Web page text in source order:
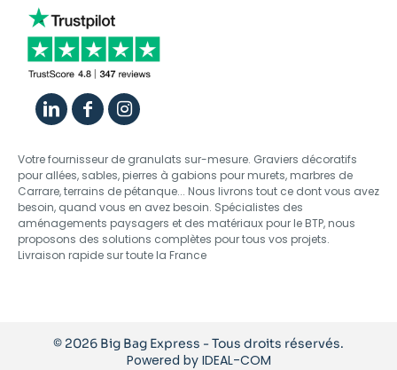
Votre fournisseur de granulats sur-mesure. Graviers décoratifs
pour allées, sables, pierres à gabions pour murets, marbres de
Carrare, terrains de pétanque... Nous livrons tout ce dont vous avez
besoin, quand vous en avez besoin. Spécialistes des
aménagements paysagers et des matériaux pour le BTP, nous
proposons des solutions complètes pour tous vos projets.
Livraison rapide sur toute la France
© 2026 Big Bag Express - Tous droits réservés.
Powered by IDEAL-COM